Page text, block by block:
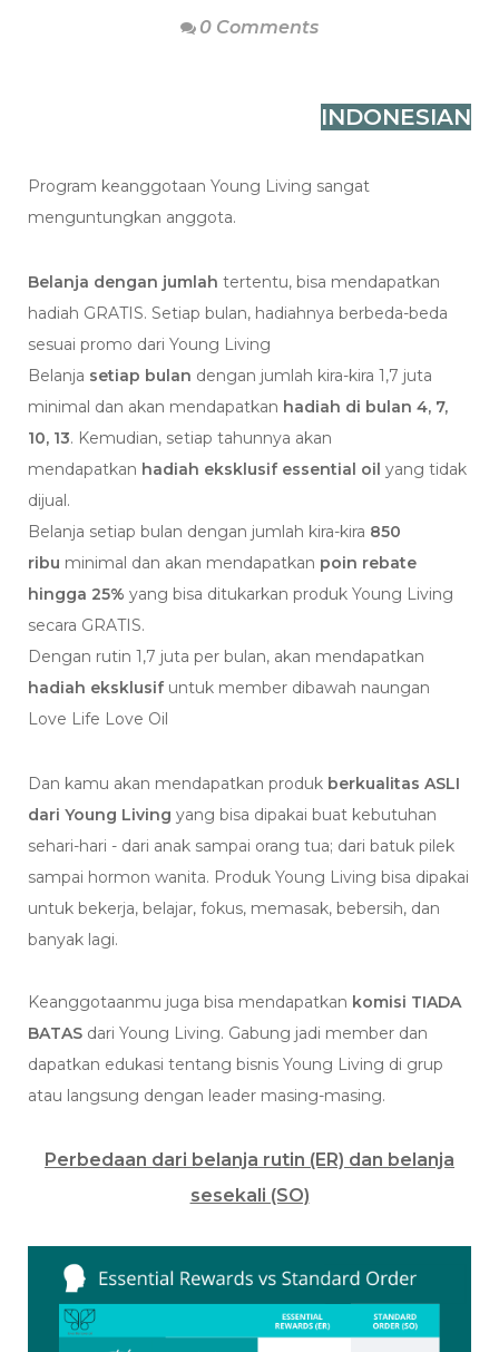
0 Comments
INDONESIAN
Program keanggotaan Young Living sangat
menguntungkan anggota.
Belanja dengan jumlah tertentu, bisa mendapatkan
hadiah GRATIS. Setiap bulan, hadiahnya berbeda-beda
sesuai promo dari Young Living
Belanja setiap bulan dengan jumlah kira-kira 1,7 juta
minimal dan akan mendapatkan hadiah di bulan 4, 7,
10, 13. Kemudian, setiap tahunnya akan
mendapatkan hadiah eksklusif essential oil yang tidak
dijual.
Belanja setiap bulan dengan jumlah kira-kira 850
ribu minimal dan akan mendapatkan poin rebate
hingga 25% yang bisa ditukarkan produk Young Living
secara GRATIS.
Dengan rutin 1,7 juta per bulan, akan mendapatkan
hadiah eksklusif untuk member dibawah naungan
Love Life Love Oil
Dan kamu akan mendapatkan produk berkualitas ASLI
dari Young Living yang bisa dipakai buat kebutuhan
sehari-hari - dari anak sampai orang tua; dari batuk pilek
sampai hormon wanita. Produk Young Living bisa dipakai
untuk bekerja, belajar, fokus, memasak, bebersih, dan
banyak lagi.
Keanggotaanmu juga bisa mendapatkan komisi TIADA
BATAS dari Young Living. Gabung jadi member dan
dapatkan edukasi tentang bisnis Young Living di grup
atau langsung dengan leader masing-masing.
Perbedaan dari belanja rutin (ER) dan belanja
sesekali (SO)